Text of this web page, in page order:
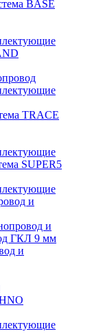
BASE
TRACE
SUPER5
и
и
ГКЛ 9 мм
и